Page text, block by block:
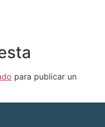
para publicar un